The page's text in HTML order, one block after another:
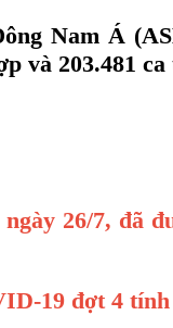
Nam Á
và 203.481
26/7, đã
19 đợt 4